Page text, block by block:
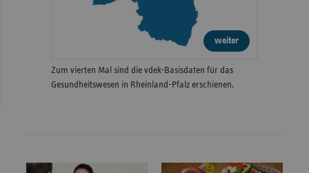
weiter
Zum vierten Mal sind die vdek-Basisdaten für das
Gesundheitswesen in Rheinland-Pfalz erschienen.